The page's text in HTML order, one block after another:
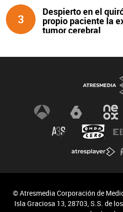
3
Despierto en el
propio paciente la
tumor cerebral
© Atresmedia Corporación de
Isla Graciosa 13, 28703, S.S. de